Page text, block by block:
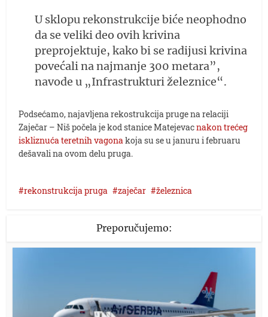
U sklopu rekonstrukcije biće neophodno
da se veliki deo ovih krivina
preprojektuje, kako bi se radijusi krivina
povećali na najmanje 300 metara”,
navode u „Infrastrukturi železnice“.
Podsećamo, najavljena rekostrukcija pruge na relaciji
Zaječar – Niš počela je kod stanice Matejevacnakon trećeg
iskliznuća teretnih vagonakoja su se u januru i februaru
dešavali na ovom delu pruga.
rekonstrukcija pruga zaječar železnica
Preporučujemo: